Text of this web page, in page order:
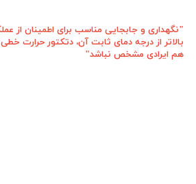
بالاتر از درجه دمای ثابت آن، دتکتور حرارت
هم ایرادی مشخص نباشد"